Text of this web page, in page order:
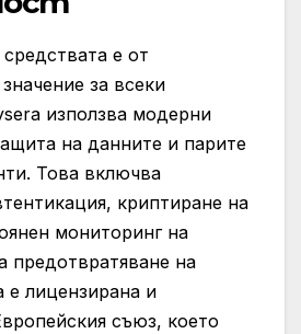
е от
за всеки
използва модерни
на данните и парите
Това включва
криптиране на
мониторинг на
предотвратяване на
е лицензирана и
съюз, което